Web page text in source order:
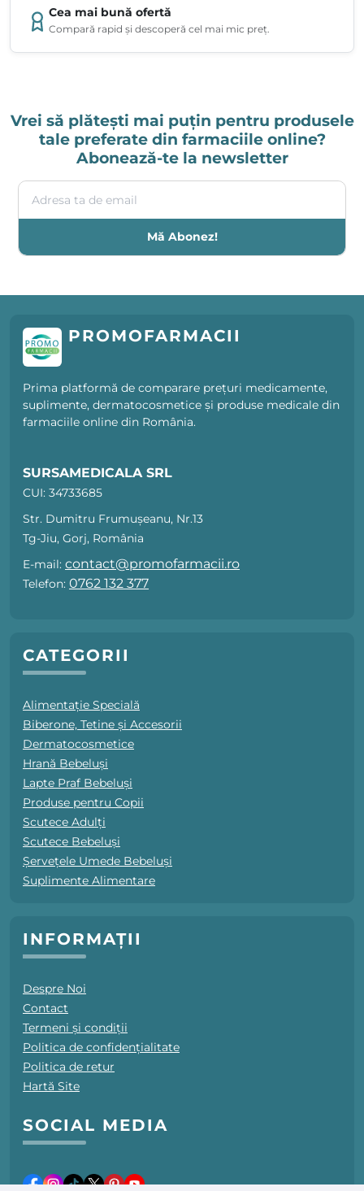
Cea mai bună ofertă
Compară rapid și descoperă cel mai mic preț.
Vrei să plătești mai puțin pentru produsele
tale preferate din farmaciile online?
Abonează-te la newsletter
Adresa ta de email
Mă Abonez!
PROMOFARMACII
Prima platformă de comparare prețuri medicamente,
suplimente, dermatocosmetice și produse medicale din
farmaciile online din România.
SURSAMEDICALA SRL
CUI: 34733685
Str. Dumitru Frumușeanu, Nr.13
Tg-Jiu, Gorj, România
E-mail: contact@promofarmacii.ro
Telefon: 0762 132 377
CATEGORII
Alimentație Specială
Biberone, Tetine și Accesorii
Dermatocosmetice
Hrană Bebeluși
Lapte Praf Bebeluși
Produse pentru Copii
Scutece Adulți
Scutece Bebeluși
Șervețele Umede Bebeluși
Suplimente Alimentare
INFORMAȚII
Despre Noi
Contact
Termeni și condiții
Politica de confidențialitate
Politica de retur
Hartă Site
SOCIAL MEDIA